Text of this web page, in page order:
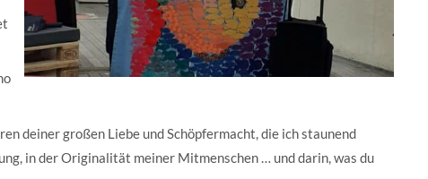
deiner großen Liebe und Schöpfermacht, die ich staunend
in der Originalität meiner Mitmenschen … und darin, was du